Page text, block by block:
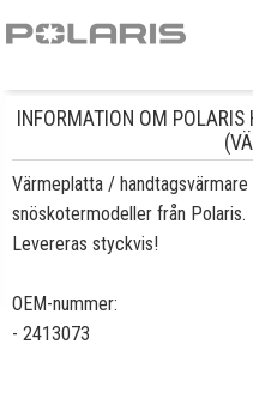
INFORMATION OM
Värmeplatta /
snöskotermodeller från Polaris.
Levereras styckvis!
OEM-nummer:
- 2413073